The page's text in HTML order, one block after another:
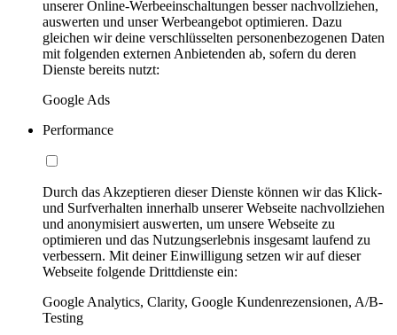
unserer Online-Werbeeinschaltungen besser nachvollziehen,
auswerten und unser Werbeangebot optimieren. Dazu
gleichen wir deine verschlüsselten personenbezogenen Daten
mit folgenden externen Anbietenden ab, sofern du deren
Dienste bereits nutzt:
Google Ads
Performance
Durch das Akzeptieren dieser Dienste können wir das Klick-
und Surfverhalten innerhalb unserer Webseite nachvollziehen
und anonymisiert auswerten, um unsere Webseite zu
optimieren und das Nutzungserlebnis insgesamt laufend zu
verbessern. Mit deiner Einwilligung setzen wir auf dieser
Webseite folgende Drittdienste ein:
Google Analytics, Clarity, Google Kundenrezensionen, A/B-
Testing